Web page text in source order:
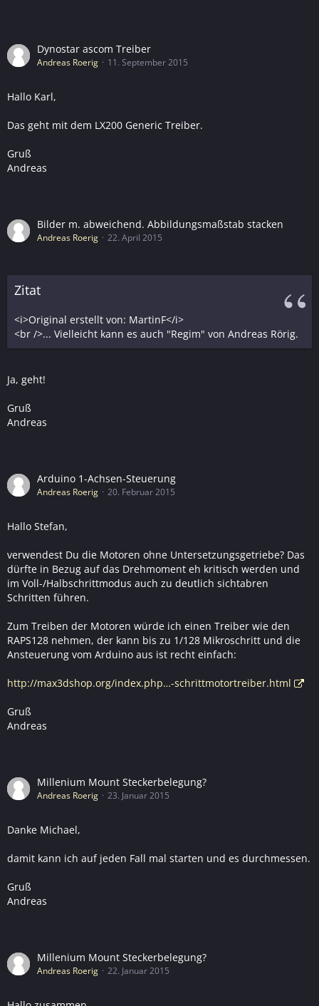
Dynostar ascom Treiber
Andreas Roerig 11. September 2015
Hallo Karl,
Das geht mit dem LX200 Generic Treiber.
Gruß
Andreas
Bilder m. abweichend. Abbildungsmaßstab stacken
Andreas Roerig 22. April 2015
Zitat
<i>Original erstellt von: MartinF</i>
<br />... Vielleicht kann es auch "Regim" von Andreas Rörig.
Ja, geht!
Gruß
Andreas
Arduino 1-Achsen-Steuerung
Andreas Roerig 20. Februar 2015
Hallo Stefan,
verwendest Du die Motoren ohne Untersetzungsgetriebe? Das
dürfte in Bezug auf das Drehmoment eh kritisch werden und
im Voll-/Halbschrittmodus auch zu deutlich sichtabren
Schritten führen.
Zum Treiben der Motoren würde ich einen Treiber wie den
RAPS128 nehmen, der kann bis zu 1/128 Mikroschritt und die
Ansteuerung vom Arduino aus ist recht einfach:
http://max3dshop.org/index.php…-schrittmotortreiber.html
Gruß
Andreas
Millenium Mount Steckerbelegung?
Andreas Roerig 23. Januar 2015
Danke Michael,
damit kann ich auf jeden Fall mal starten und es durchmessen.
Gruß
Andreas
Millenium Mount Steckerbelegung?
Andreas Roerig 22. Januar 2015